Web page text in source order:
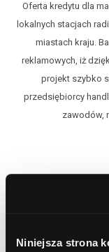
Niniejsza strona
Oferta kredytu dla
lokalnych stacjach
miastach kraju.
reklamowych, iż
projekt szybko
przedsiębiorcy
zawodów,